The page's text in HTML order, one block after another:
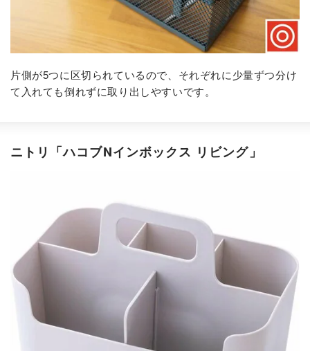
片側が5つに区切られているので、それぞれに少量ずつ分け
て入れても倒れずに取り出しやすいです。
ニトリ「ハコブNインボックス リビング」